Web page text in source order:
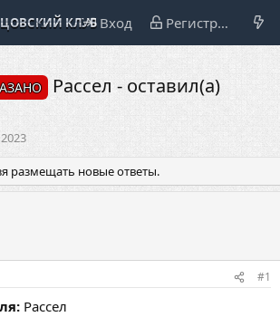
Вход Регистрация
Рассел - оставил(а)
размещать новые ответы.
#1
Рассел